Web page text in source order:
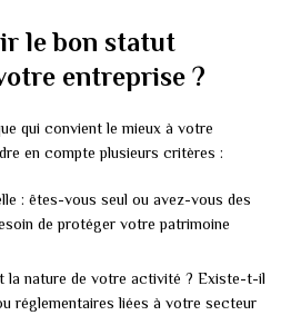
le bon statut
entreprise ?
qui convient le mieux à votre
en compte plusieurs critères :
: êtes-vous seul ou avez-vous des
de protéger votre patrimoine
la nature de votre activité ? Existe-t-il
réglementaires liées à votre secteur